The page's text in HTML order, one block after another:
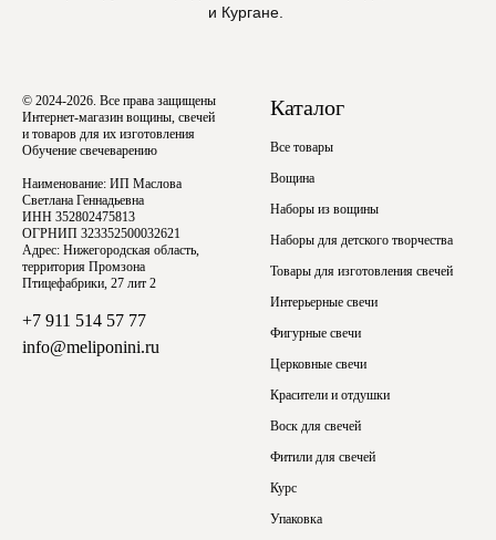
и Кургане.
© 2024-2026. Все права защищены
Интернет-магазин вощины, свечей
и товаров для их изготовления
Обучение свечеварению
Наименование: ИП Маслова
Светлана Геннадьевна
ИНН 352802475813
ОГРНИП 323352500032621
Адрес: Нижегородская область,
территория Промзона
Птицефабрики, 27 лит 2
+7 911 514 57 77
info@meliponini.ru
Каталог
Все товары
Вощина
Наборы из вощины
Наборы для детского творчества
Товары для изготовления свечей
Интерьерные свечи
Фигурные свечи
Церковные свечи
Красители и отдушки
Воск для свечей
Фитили для свечей
Курс
Упаковка